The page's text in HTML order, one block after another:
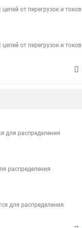
от перегрузок и токов
от перегрузок и токов
для распределения
распределения
для распределения